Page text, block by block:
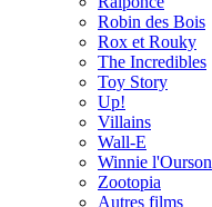
Robin des Bois
Rox et Rouky
The Incredibles
Toy Story
Up!
Villains
Wall-E
Winnie l'Ourson
Zootopia
Autres films